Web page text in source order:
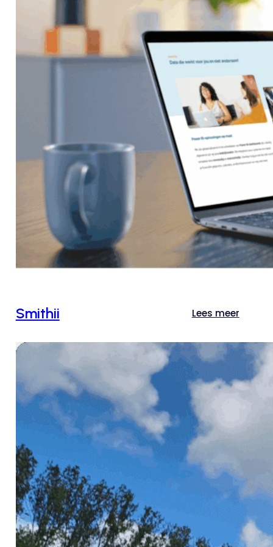
Smithii Lees meer